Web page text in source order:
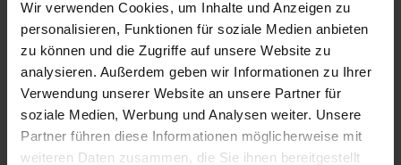
Wir verwenden Cookies, um Inhalte und Anzeigen zu
personalisieren, Funktionen für soziale Medien anbieten
zu können und die Zugriffe auf unsere Website zu
analysieren. Außerdem geben wir Informationen zu Ihrer
Verwendung unserer Website an unsere Partner für
soziale Medien, Werbung und Analysen weiter. Unsere
Partner führen diese Informationen möglicherweise mit
weiteren Daten zusammen, die Sie ihnen bereitgestellt
Individuelle Anfrage
Lieferzeiten